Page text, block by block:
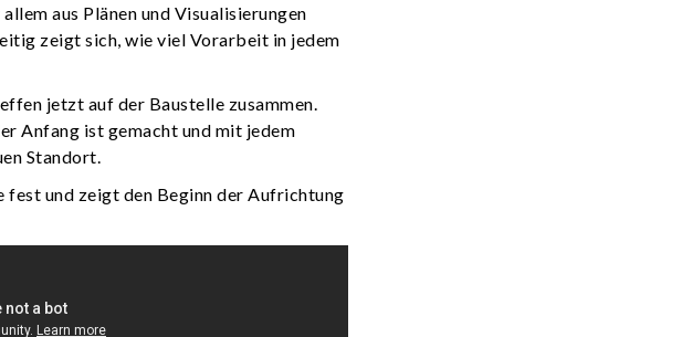
aus Plänen und Visualisierungen
zeigt sich, wie viel Vorarbeit in jedem
jetzt auf der Baustelle zusammen.
Anfang ist gemacht und mit jedem
Standort.
fest und zeigt den Beginn der Aufrichtung